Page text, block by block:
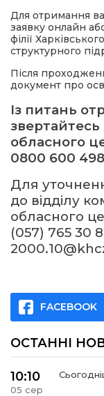
Для отримання
заявку онлайн
філії
структурного
Після
документ про
Із питань
звертайтесь
обласного
0800 600
Для
до відділу
обласного
(057) 765 30
FACEBOOK
ОСТАННІ
10:10
05 сер